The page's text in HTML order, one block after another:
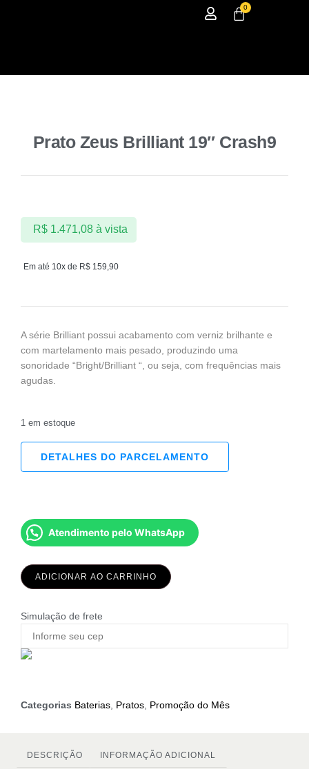
0
Prato Zeus Brilliant 19″ Crash9
Em até 10x de R$ 159,90
R$1.471,08 à vista
A série Brilliant possui acabamento com verniz brilhante e
com martelamento mais pesado, produzindo uma
sonoridade “Bright/Brilliant “, ou seja, com frequências mais
agudas.
1 em estoque
DETALHES DO PARCELAMENTO
Atendimento pelo WhatsApp
ADICIONAR AO CARRINHO
Simulação de frete
Categorias Baterias Pratos Promoção do Mês
DESCRIÇÃO INFORMAÇÃO ADICIONAL